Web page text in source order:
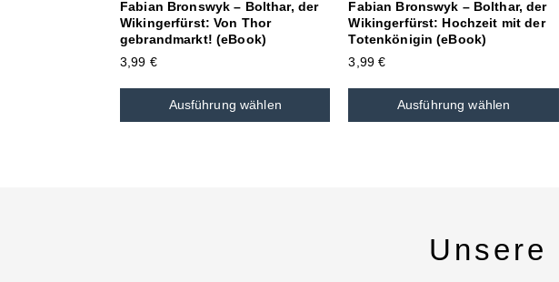
Fabian Bronswyk – Bolthar, der
Wikingerfürst: Von Thor
gebrandmarkt! (eBook)
3,99 €
Ausführung wählen
Fabian Bronswyk – Bolthar, der
Wikingerfürst: Hochzeit mit der
Totenkönigin (eBook)
3,99€
Ausführung wählen
Unsere